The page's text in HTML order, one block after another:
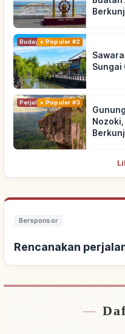
Budaya Tradisional
Populer #2
Sungai
PerjalananPopuler #3
Bersponsor
Rencanakan
Cari penginapan